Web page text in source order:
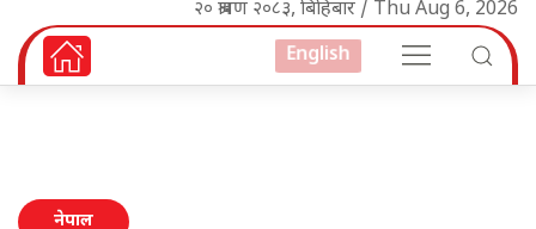
२० श्रावण २०८३, बिहिबार / Thu Aug 6, 2026
English
नेपाल